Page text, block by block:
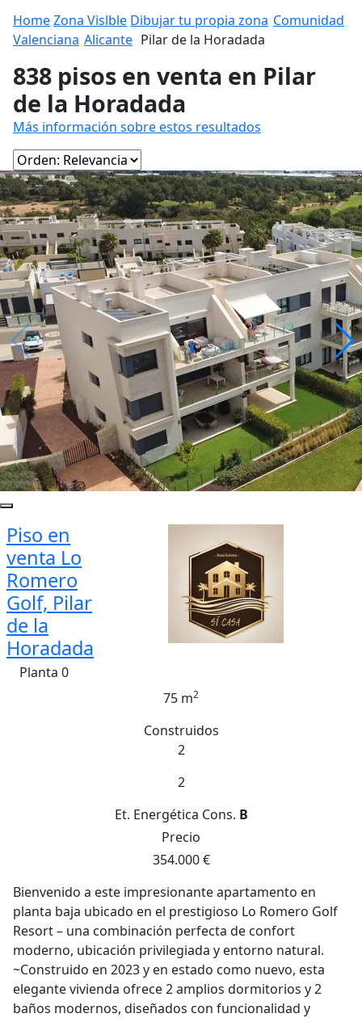
HomeZona Vislble Dibujar tu propia zona Comunidad
Valenciana Alicante Pilar de la Horadada
838 pisos en venta en Pilar
de la Horadada
Más información sobre estos resultados
Piso en
venta Lo
Romero
Golf, Pilar
de la
Horadada
Planta 0
75 m2
Construidos
2
2
Et. Energética Cons. B
Precio
354.000 €
Bienvenido a este impresionante apartamento en
planta baja ubicado en el prestigioso Lo Romero Golf
Resort – una combinación perfecta de confort
moderno, ubicación privilegiada y entorno natural.
~Construido en 2023 y en estado como nuevo, esta
elegante vivienda ofrece 2 amplios dormitorios y 2
baños modernos, diseñados con funcionalidad y